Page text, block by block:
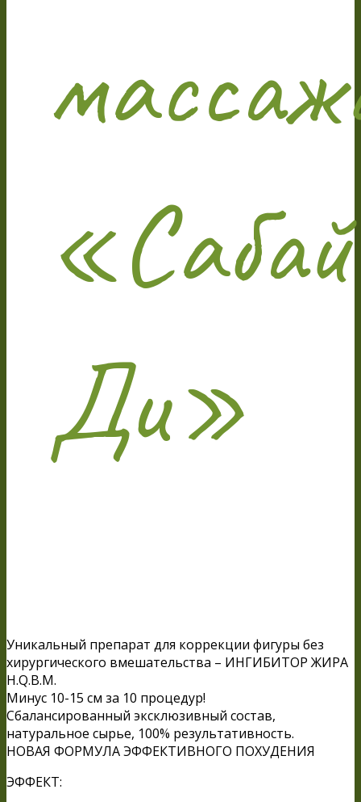
«Сабай
Ди»
Уникальный препарат для коррекции фигуры без
хирургического вмешательства – ИНГИБИТОР ЖИРА
H.Q.B.M.
Минус 10-15 см за 10 процедур!
Сбалансированный эксклюзивный состав,
натуральное сырье, 100% результативность.
НОВАЯ ФОРМУЛА ЭФФЕКТИВНОГО ПОХУДЕНИЯ
ЭФФЕКТ: